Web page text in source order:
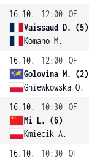
16.10.
12:00 OF
Vaissaud D. (5)
Komano M.
16.10.
12:00 OF
Golovina M. (2)
Gniewkowska O.
16.10.
10:30 OF
Mi L. (6)
Kmiecik A.
16.10.
10:30 OF